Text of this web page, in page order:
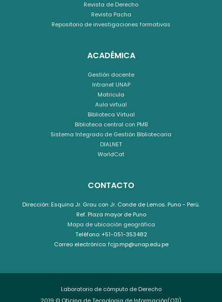
Revista de Derecho
Revista Pacha
Repositorio de investigaciones formativas
ACADÉMICA
Gestión docente
Intranet UNAP
Matricula
Aula virtual
Biblioteca Virtual
Biblioteca central con PMB
Sistema Integrado de Gestión Bibliotecaria
DIALNET
WorldCat
CONTACTO
Dirección: Esquina Jr. Grau con Jr. Conde de Lemos. Puno - Perú.
Ref. Plaza mayor de Puno
Mapa de ubicación geográfica
Teléfono: +51-051-353482
Correo electrónico: fcjp.mp@unap.edu.pe
Laboratorio de cómputo de Derecho